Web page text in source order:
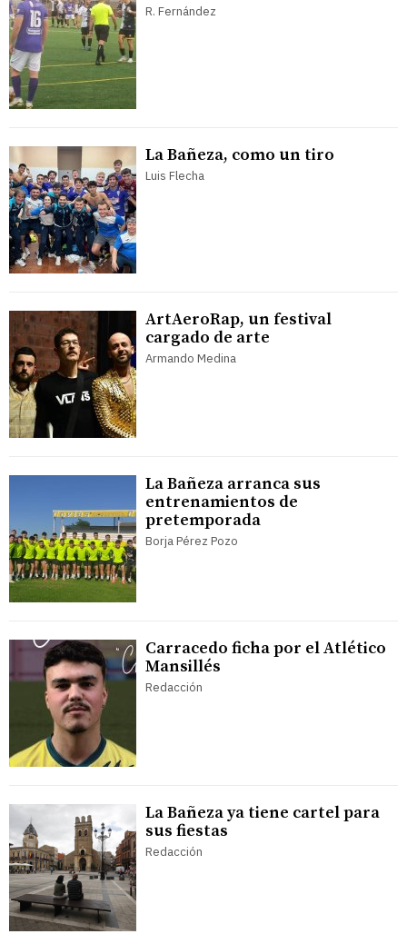
R. Fernández
La Bañeza, como un tiro
Luis Flecha
ArtAeroRap, un festival
cargado de arte
Armando Medina
La Bañeza arranca sus
entrenamientos de
pretemporada
Borja Pérez Pozo
Carracedo ficha por el Atlético
Mansillés
Redacción
La Bañeza ya tiene cartel para
sus fiestas
Redacción